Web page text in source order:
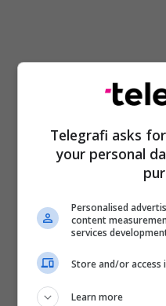
Telegrafi asks
your personal
Personalised
content
services
Store and/or
Learn more